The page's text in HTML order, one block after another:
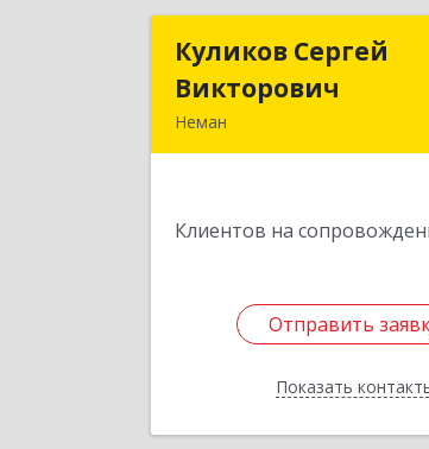
Куликов Сергей
Викторович
Неман
Клиентов на
Отправить
Показать
Отправить
Назад